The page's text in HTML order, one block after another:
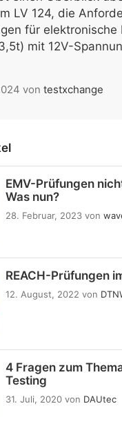
LV 124, die
für elektronische
mit 12V-
von testxchange
EMV-Prüfungen
Was nun?
28. Februar, 2023 von
REACH-Prüfungen
12. August, 2022 von
4 Fragen zum
Testing
31. Juli, 2020 von DAUtec